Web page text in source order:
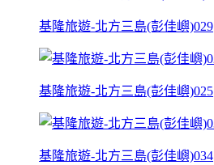
基隆旅遊-北方三島(彭佳嶼)029
基隆旅遊-北方三島(彭佳嶼)025
基隆旅遊-北方三島(彭佳嶼)034